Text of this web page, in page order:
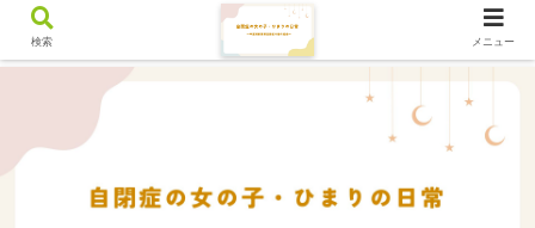
検索 メニュー